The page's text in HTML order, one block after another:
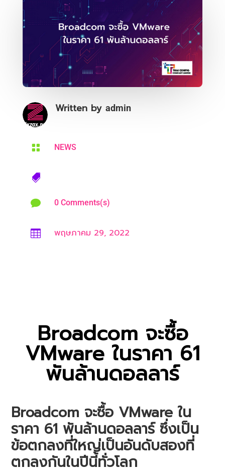
Written by admin
 NEWS

 0 Comments(s)
 พฤษภาคม 29, 2022
Broadcom จะซื้อ
VMware ในราคา 61
พันล้านดอลลาร์
Broadcom จะซื้อ VMware ใน
ราคา 61 พันล้านดอลลาร์ ซึ่งเป็น
ข้อตกลงที่ใหญ่เป็นอันดับสองที่
ตกลงกันในปีนี้ทั่วโลก